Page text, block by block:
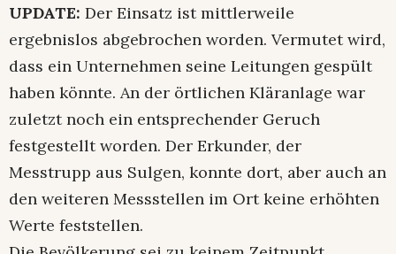
UPDATE: Der Einsatz ist mittlerweile
ergebnislos abgebrochen worden. Vermutet wird,
dass ein Unternehmen seine Leitungen gespült
haben könnte. An der örtlichen Kläranlage war
zuletzt noch ein entsprechender Geruch
festgestellt worden. Der Erkunder, der
Messtrupp aus Sulgen, konnte dort, aber auch an
den weiteren Messstellen im Ort keine erhöhten
Werte feststellen.